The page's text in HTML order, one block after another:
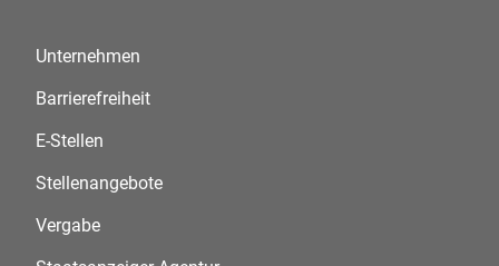
Unternehmen
Barrierefreiheit
E-Stellen
Stellenangebote
Vergabe